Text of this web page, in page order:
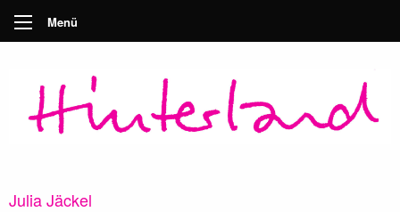
Menü
Julia Jäckel